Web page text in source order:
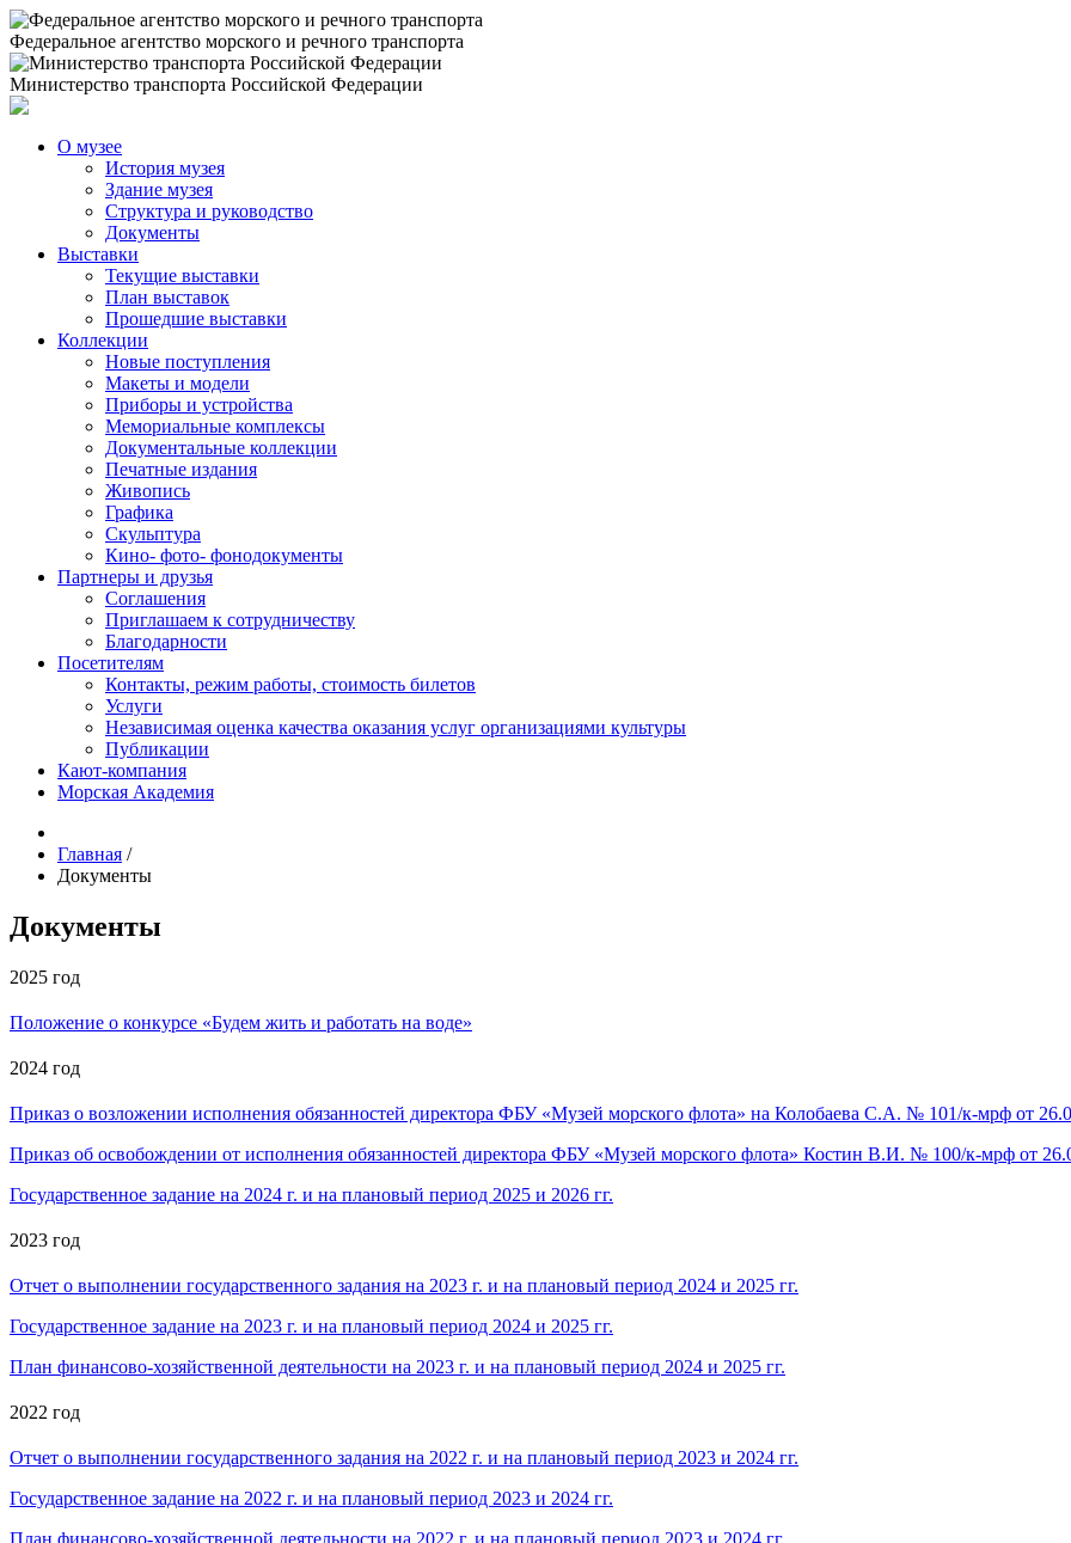
Федеральное агентство морского и речного транспорта
Министерство транспорта Российской Федерации
О музее
История музея
Здание музея
Структура и руководство
Документы
Выставки
Текущие выставки
План выставок
Прошедшие выставки
Коллекции
Новые поступления
Макеты и модели
Приборы и устройства
Мемориальные комплексы
Документальные коллекции
Печатные издания
Живопись
Графика
Скульптура
Кино- фото- фонодокументы
Партнеры и друзья
Соглашения
Приглашаем к сотрудничеству
Благодарности
Посетителям
Контакты, режим работы, стоимость билетов
Услуги
Независимая оценка качества оказания услуг организациями культуры
Публикации
Кают-компания
Морская Академия
Главная /
Документы
Документы
2025 год
Положение о конкурсе «Будем жить и работать на воде»
2024 год
Приказ о возложении исполнения обязанностей директора ФБУ «Музей морского флота» на Колобаева С.А. № 101/к-мрф от
Приказ об освобождении от исполнения обязанностей директора ФБУ «Музей морского флота» Костин В.И. № 100/к-мрф от
Государственное задание на 2024 г. и на плановый период 2025 и 2026 гг.
2023 год
Отчет о выполнении государственного задания на 2023 г. и на плановый период 2024 и 2025 гг.
Государственное задание на 2023 г. и на плановый период 2024 и 2025 гг.
План финансово-хозяйственной деятельности на 2023 г. и на плановый период 2024 и 2025 гг.
2022 год
Отчет о выполнении государственного задания на 2022 г. и на плановый период 2023 и 2024 гг.
Государственное задание на 2022 г. и на плановый период 2023 и 2024 гг.
План финансово-хозяйственной деятельности на 2022 г. и на плановый период 2023 и 2024 гг.